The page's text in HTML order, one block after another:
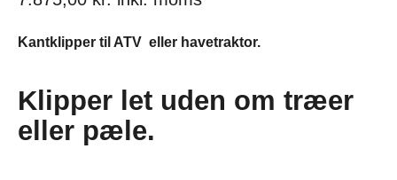
Kantklipper til ATV eller havetraktor.
Klipper let uden om træer
eller pæle.